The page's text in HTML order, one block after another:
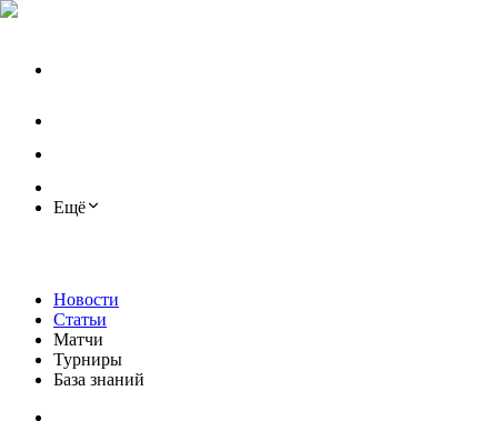
Ещё
Новости
Статьи
Матчи
Турниры
База знаний